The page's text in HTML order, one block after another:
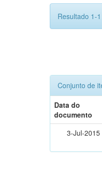
Resultado 1-
Conjunto de
Data do
documento
3-Jul-2015